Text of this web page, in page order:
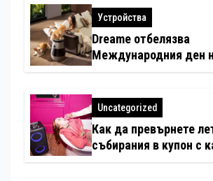
Устройства
Dreame отбелязва
Международния ден
любимци
Uncategorized
Как да превърнете
събирания в купон с